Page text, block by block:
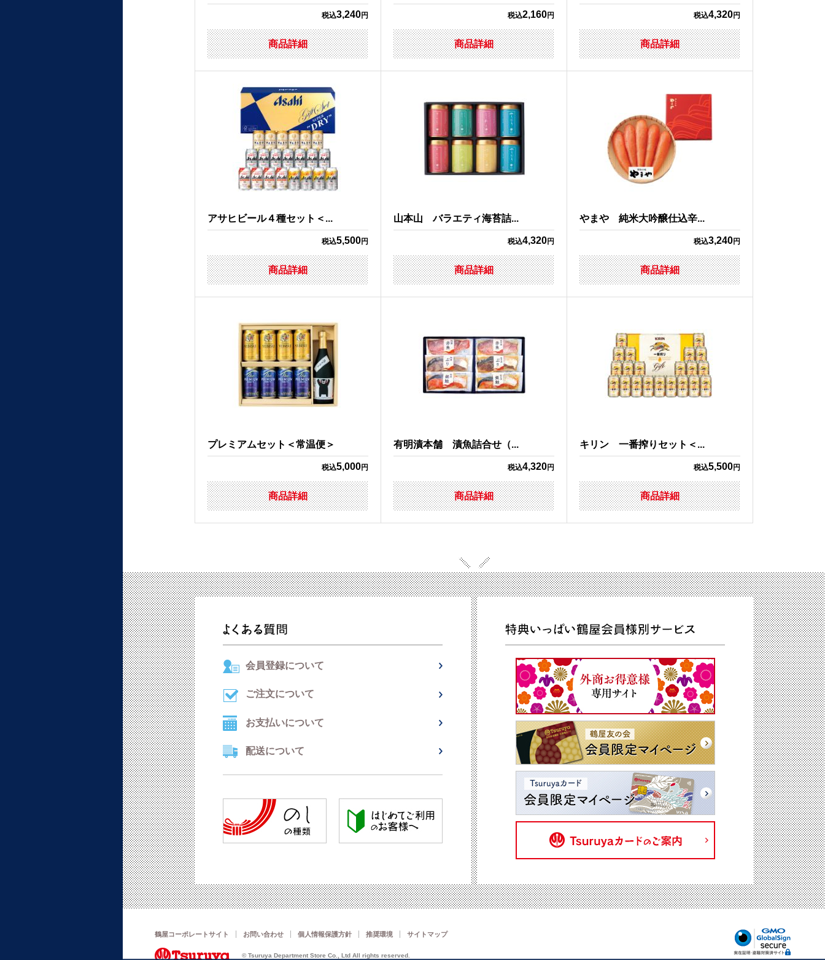
税込3,240円
商品詳細
税込2,160円
商品詳細
税込4,320円
商品詳細
アサヒビール４種セット＜...
税込5,500円
商品詳細
山本山 バラエティ海苔詰...
税込4,320円
商品詳細
やまや 純米大吟醸仕込辛...
税込3,240円
商品詳細
プレミアムセット＜常温便＞
税込5,000円
商品詳細
有明漬本舗 漬魚詰合せ（...
税込4,320円
商品詳細
キリン 一番搾りセット＜...
税込5,500円
商品詳細
会員登録について
ご注文について
お支払いについて
配送について
鶴屋コーポレートサイト お問い合わせ 個人情報保護方針 推奨環境 サイトマップ
© Tsuruya Department Store Co., Ltd All rights reserved.